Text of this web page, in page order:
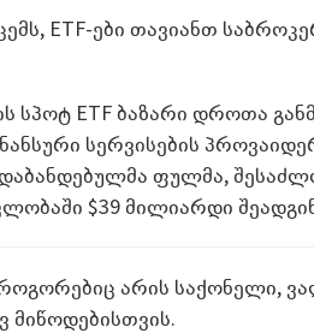
ETF-ები თავიანთ
სპოტ ETF ბაზარი დროთა
სერვისების
დაბანდებულმა ფულმა,
$39 მილიარდი
არის საქონელი,
მიწოდებისთვის.